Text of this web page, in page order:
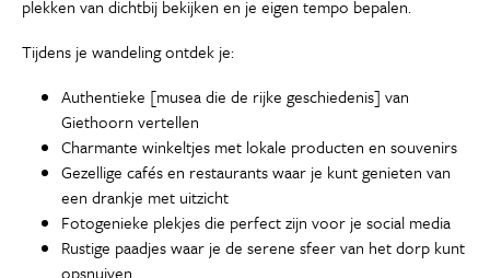
plekken van dichtbij bekijken en je eigen tempo bepalen.
Tijdens je wandeling ontdek je:
Authentieke [musea die de rijke geschiedenis] van
Giethoorn vertellen
Charmante winkeltjes met lokale producten en souvenirs
Gezellige cafés en restaurants waar je kunt genieten van
een drankje met uitzicht
Fotogenieke plekjes die perfect zijn voor je social media
Rustige paadjes waar je de serene sfeer van het dorp kunt
opsnuiven